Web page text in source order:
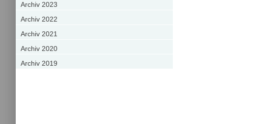
Archiv 2023
Archiv 2022
Archiv 2021
Archiv 2020
Archiv 2019